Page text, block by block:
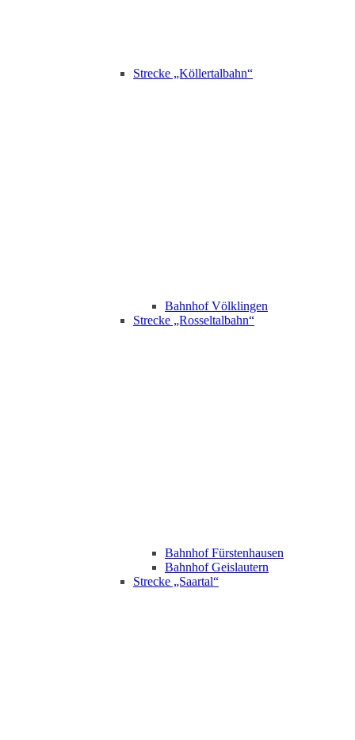
Strecke „Köllertalbahn“
Bahnhof Völklingen
Strecke „Rosseltalbahn“
Bahnhof Fürstenhausen
Bahnhof Geislautern
Strecke „Saartal“